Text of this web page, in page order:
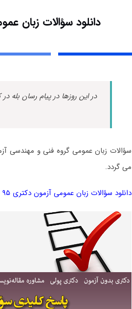
دانلود سؤالات زبان
در این روزها در پیام رسان بله در
می گردد.
دانلود سؤالات زبان عمومی آزمون دکتری ۹۵ – ۹۶ گروه فنی و مهندسی